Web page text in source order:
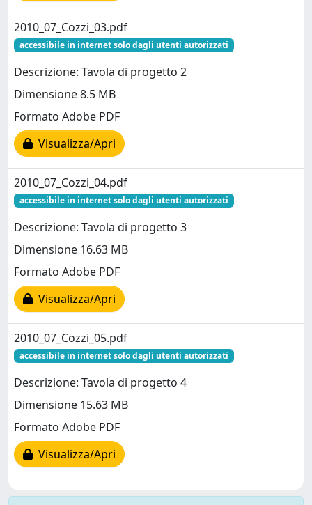
2010_07_Cozzi_03.pdf
accessibile in internet solo dagli utenti autorizzati
Descrizione: Tavola di progetto 2
Dimensione 8.5 MB
Formato Adobe PDF
Visualizza/Apri
2010_07_Cozzi_04.pdf
accessibile in internet solo dagli utenti autorizzati
Descrizione: Tavola di progetto 3
Dimensione 16.63 MB
Formato Adobe PDF
Visualizza/Apri
2010_07_Cozzi_05.pdf
accessibile in internet solo dagli utenti autorizzati
Descrizione: Tavola di progetto 4
Dimensione 15.63 MB
Formato Adobe PDF
Visualizza/Apri